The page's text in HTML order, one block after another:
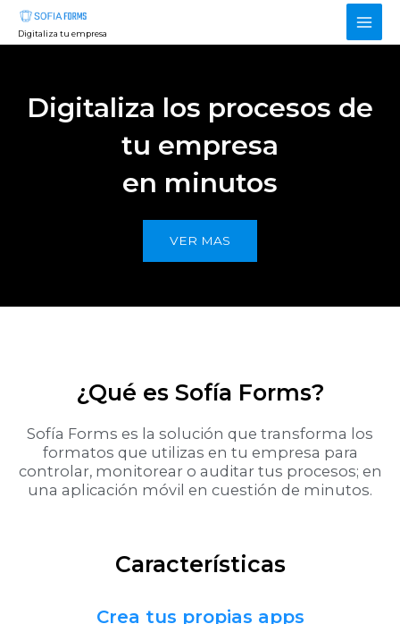
contenido
Digitaliza tu empresa
Main
Digitaliza los procesos de
tu empresa
en minutos
VER MAS
¿Qué es Sofía Forms?
Sofía Forms es la solución que transforma los
formatos que utilizas en tu empresa para
controlar, monitorear o auditar tus procesos; en
una aplicación móvil en cuestión de minutos.
Características
Crea tus propias apps